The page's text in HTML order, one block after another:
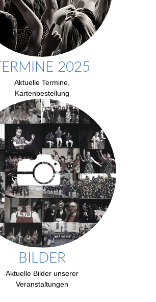
TERMINE 2025
Aktuelle Termine,
Kartenbestellung
BILDER
Aktuelle Bilder unserer
Veranstaltungen